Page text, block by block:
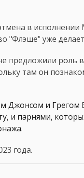
в
"Флэше" уже
предложили роль
там он
Джонсом и Грегом
и парнями,
года.